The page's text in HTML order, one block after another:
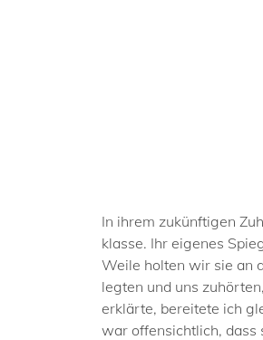
In ihrem zukünftigen
klasse. Ihr eigenes
Weile holten wir sie an
legten und uns
erklärte, bereitete ich
war offensichtlich, dass